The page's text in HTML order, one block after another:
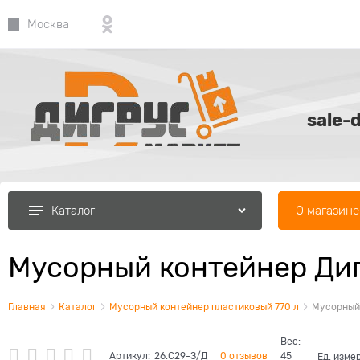
Москва
sale-
Каталог О магазине
Мусорный контейнер
Главная Каталог Мусорный контейнер пластиковый 770 л
Артикул: 26.С29-З/Д 0 отзывов
Вес:
45
Ед.